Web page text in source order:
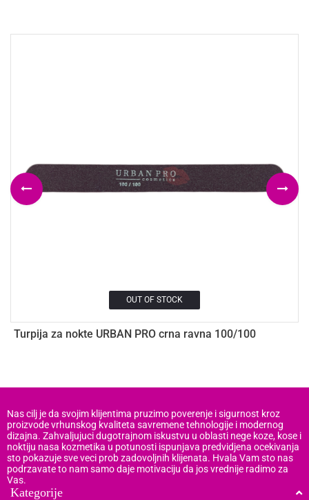
OUT OF STOCK
Turpija za nokte URBAN PRO crna ravna 100/100
Nas cilj je da svojim klijentima pruzimo poverenje i sigurnost kroz
proizvode vrhunskog kvaliteta savremene tehnologije i modernog
dizajna. Zahvaljujuci dugotrajnom iskustvu u oblasti nege koze, kose i
noktiju nasa kozmetika u potunosti ispunjava predvidjena ocekivanja
sto pokazuje sve veci prob zadovoljnih klijenata. Hvala Vam sto nas
podrzavate to nam samo daje motivaciju da jos vrednije radimo za
Vas.
Kategorije